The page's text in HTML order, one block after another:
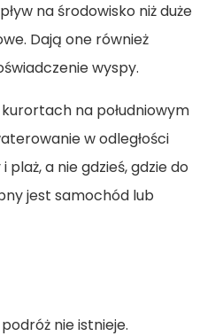
na środowisko niż duże
Dają one również
wyspy.
na południowym
w odległości
a nie gdzieś, gdzie do
jest samochód lub
nie istnieje.